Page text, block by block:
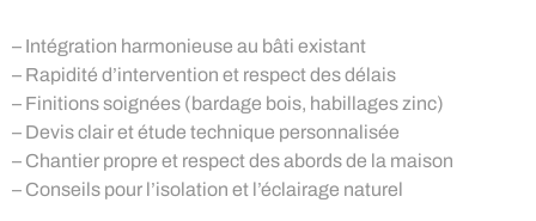
– Intégration harmonieuse au bâti existant
– Rapidité d’intervention et respect des délais
– Finitions soignées (bardage bois, habillages zinc)
– Devis clair et étude technique personnalisée
– Chantier propre et respect des abords de la maison
– Conseils pour l’isolation et l’éclairage naturel